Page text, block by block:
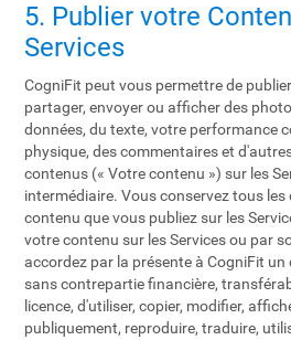
5. Publier votre
Services
CogniFit peut vous permettre de
partager, envoyer ou afficher des
données, du texte, votre performance
physique, des commentaires et
contenus (« Votre contenu ») sur les
intermédiaire. Vous conservez tous
contenu que vous publiez sur les
votre contenu sur les Services ou par
accordez par la présente à CogniFit
sans contrepartie financière,
licence, d'utiliser, copier, modifier,
publiquement, reproduire, traduire,